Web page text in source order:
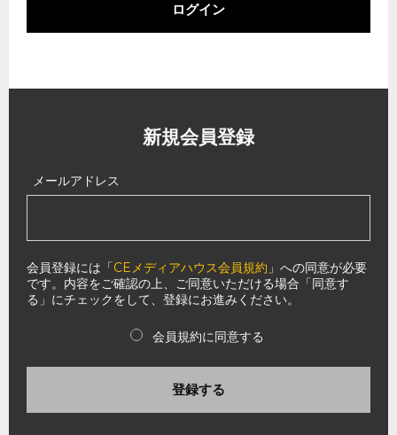
ログイン
新規会員登録
メールアドレス
会員登録には「CEメディアハウス会員規約 」への同意が必要
です。内容をご確認の上、ご同意いただける場合「同意す
る」にチェックをして、登録にお進みください。
会員規約に同意する
登録する